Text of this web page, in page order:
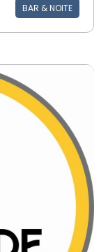
BAR & NOITE